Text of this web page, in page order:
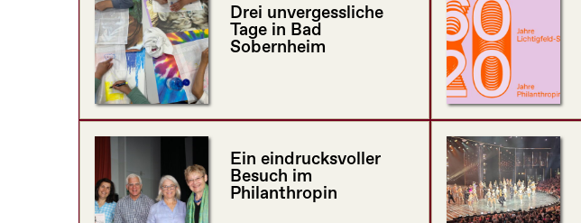
Drei unvergessliche
Tage in Bad
Sobernheim
Ein eindrucksvoller
Besuch im
Philanthropin